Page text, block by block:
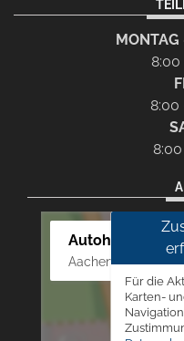
8:00
8:00
Autohaus
Aachener Str. 84 -
Für die
Karten-